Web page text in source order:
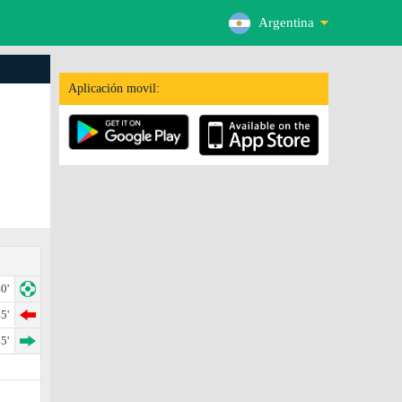
Argentina
Aplicación movil: